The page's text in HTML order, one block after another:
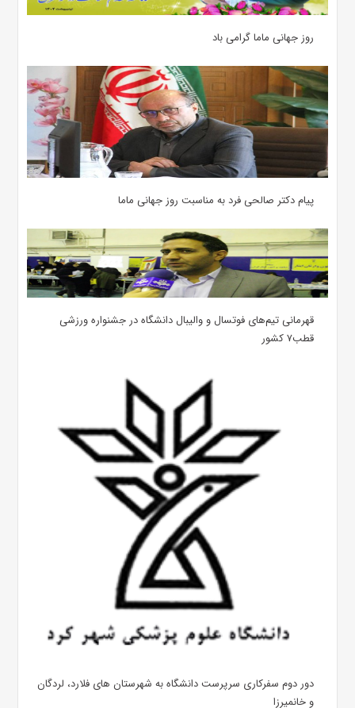
روز جهانی ماما گرامی باد
پیام دکتر صالحی فرد به مناسبت روز جهانی ماما
قهرمانی تیم‌های فوتسال و والیبال دانشگاه در جشنواره ورزشی
قطب۷ کشور
دور دوم سفرکاری سرپرست دانشگاه به شهرستان های فلارد، لردگان
و خانمیرزا